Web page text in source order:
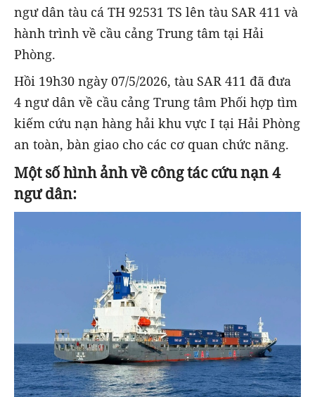
ngư dân tàu cá TH 92531 TS lên tàu SAR 411 và
hành trình về cầu cảng Trung tâm tại Hải
Phòng.
Hồi 19h30 ngày 07/5/2026, tàu SAR 411 đã đưa
4 ngư dân về cầu cảng Trung tâm Phối hợp tìm
kiếm cứu nạn hàng hải khu vực I tại Hải Phòng
an toàn, bàn giao cho các cơ quan chức năng.
Một số hình ảnh về công tác cứu nạn 4
ngư dân: